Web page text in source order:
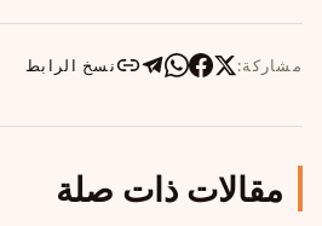
مشاركة: نسخ الرابط
مقالات ذات صلة